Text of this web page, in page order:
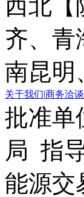
西北【
齐、青
南昆明
关于我们|商务洽谈
批准单
局 指
能源交